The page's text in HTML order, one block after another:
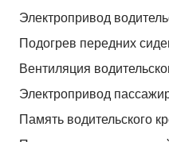
Электропривод
Подогрев передних
Вентиляция
Электропривод
Память водительского